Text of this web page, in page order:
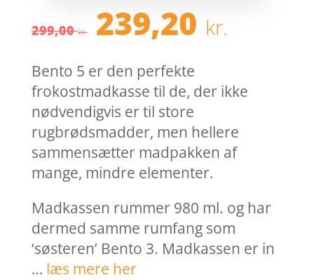
299,00kr. Den
oprindelige
pris
var:
299,00 kr..
239,20 kr.
Bento 5 er den perfekte
frokostmadkasse til de, der ikke
nødvendigvis er til store
rugbrødsmadder, men hellere
sammensætter madpakken af
mange, mindre elementer.
Madkassen rummer 980 ml. og har
dermed samme rumfang som
‘søsteren’ Bento 3. Madkassen er in
… læs mere her